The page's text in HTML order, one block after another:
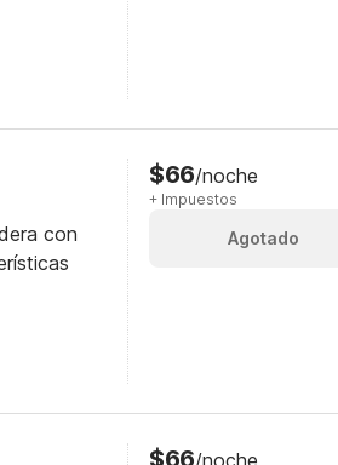
con
$66/noche
+ Impuestos
Agotado
$66/noche